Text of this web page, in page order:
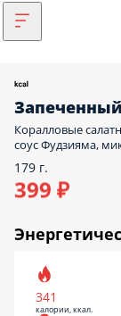
Коралловые
соус Фудзияма,
179 г.
399 ₽
341
калории, ккал.